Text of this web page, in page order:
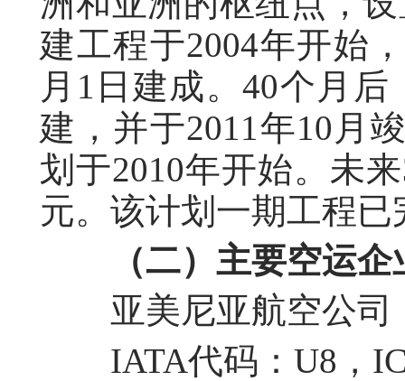
建工程于2004年开始
月1日建成。40个月
建，并于2011年10月
划于2010年开始。未
元。该计划一期工程已
（二）主要空运企
亚美尼亚航空公司
IATA代码：U8，